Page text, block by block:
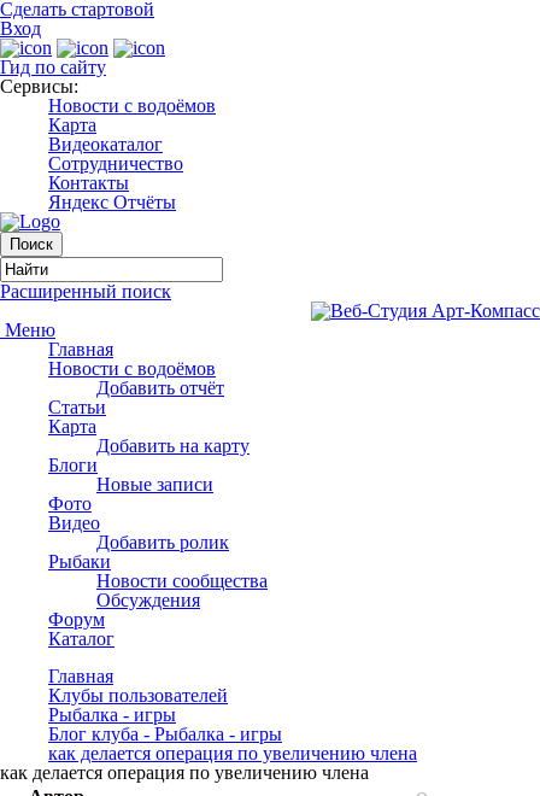
Сделать стартовой
Вход
Гид по сайту
Сервисы:
Новости с водоёмов
Карта
Видеокаталог
Сотрудничество
Контакты
Яндекс Отчёты
Расширенный поиск
Меню
Главная
Новости с водоёмов
Добавить отчёт
Статьи
Карта
Добавить на карту
Блоги
Новые записи
Фото
Видео
Добавить ролик
Рыбаки
Новости сообщества
Обсуждения
Форум
Каталог
Главная
Клубы пользователей
Рыбалка - игры
Блог клуба - Рыбалка - игры
как делается операция по увеличению члена
как делается операция по увеличению члена